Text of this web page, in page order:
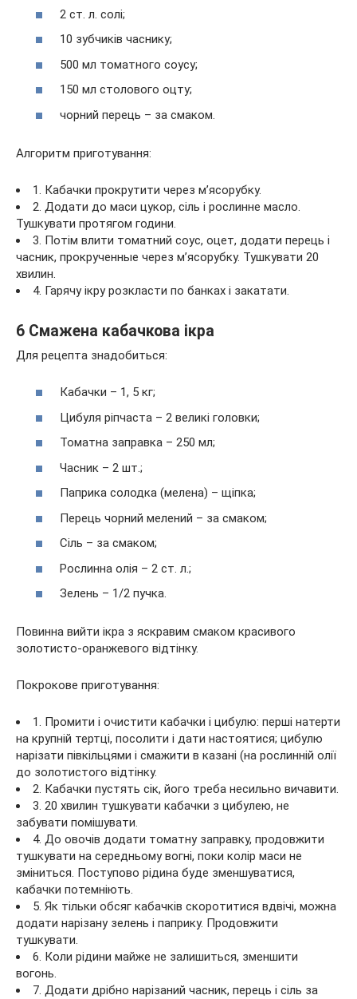
2 ст. л. солі;
10 зубчиків часнику;
500 мл томатного соусу;
150 мл столового оцту;
чорний перець – за смаком.
Алгоритм приготування:
1. Кабачки прокрутити через м’ясорубку.
2. Додати до маси цукор, сіль і рослинне масло.
Тушкувати протягом години.
3. Потім влити томатний соус, оцет, додати перець і
часник, прокрученные через м’ясорубку. Тушкувати 20
хвилин.
4. Гарячу ікру розкласти по банках і закатати.
6 Смажена кабачкова ікра
Для рецепта знадобиться:
Кабачки – 1, 5 кг;
Цибуля ріпчаста – 2 великі головки;
Томатна заправка – 250 мл;
Часник – 2 шт.;
Паприка солодка (мелена) – щіпка;
Перець чорний мелений – за смаком;
Сіль – за смаком;
Рослинна олія – 2 ст. л.;
Зелень – 1/2 пучка.
Повинна вийти ікра з яскравим смаком красивого
золотисто-оранжевого відтінку.
Покрокове приготування:
1. Промити і очистити кабачки і цибулю: перші натерти
на крупній тертці, посолити і дати настоятися; цибулю
нарізати півкільцями і смажити в казані (на рослинній олії
до золотистого відтінку.
2. Кабачки пустять сік, його треба несильно вичавити.
3. 20 хвилин тушкувати кабачки з цибулею, не
забувати помішувати.
4. До овочів додати томатну заправку, продовжити
тушкувати на середньому вогні, поки колір маси не
зміниться. Поступово рідина буде зменшуватися,
кабачки потемніють.
5. Як тільки обсяг кабачків скоротитися вдвічі, можна
додати нарізану зелень і паприку. Продовжити
тушкувати.
6. Коли рідини майже не залишиться, зменшити
вогонь.
7. Додати дрібно нарізаний часник, перець і сіль за